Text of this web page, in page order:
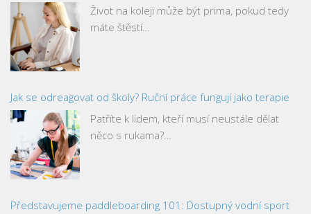
Život na koleji může být prima, pokud tedy
máte štěstí…
Jak se odreagovat od školy? Ruční práce fungují jako terapie
Patříte k lidem, kteří musí neustále dělat
něco s rukama?…
Představujeme paddleboarding 101: Dostupný vodní sport